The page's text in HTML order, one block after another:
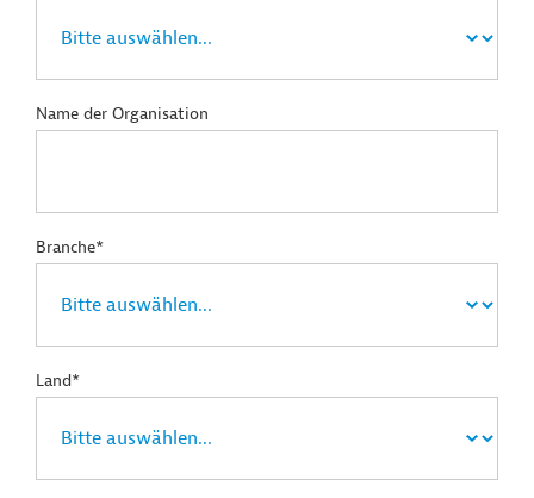
Name der Organisation
Branche*
Land*